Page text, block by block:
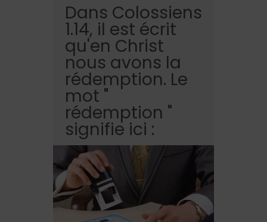
Dans Colossiens
1.14, il est écrit
qu'en Christ
nous avons la
rédemption. Le
mot "
rédemption "
signifie ici :